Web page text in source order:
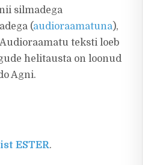
silmadega
(audioraamatuna),
Audioraamatu teksti loeb
helitausta on loonud
Agni.
ESTER.